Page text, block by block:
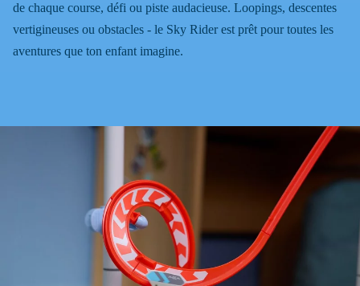
de chaque course, défi ou piste audacieuse. Loopings, descentes
vertigineuses ou obstacles - le Sky Rider est prêt pour toutes les
aventures que ton enfant imagine.